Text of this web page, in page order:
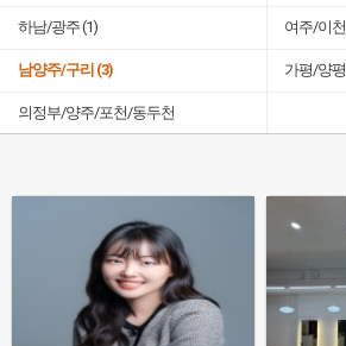
하남/광주(1) 여주/이천
남양주/구리 (3) 가평/양평
의정부/양주/포천/동두천